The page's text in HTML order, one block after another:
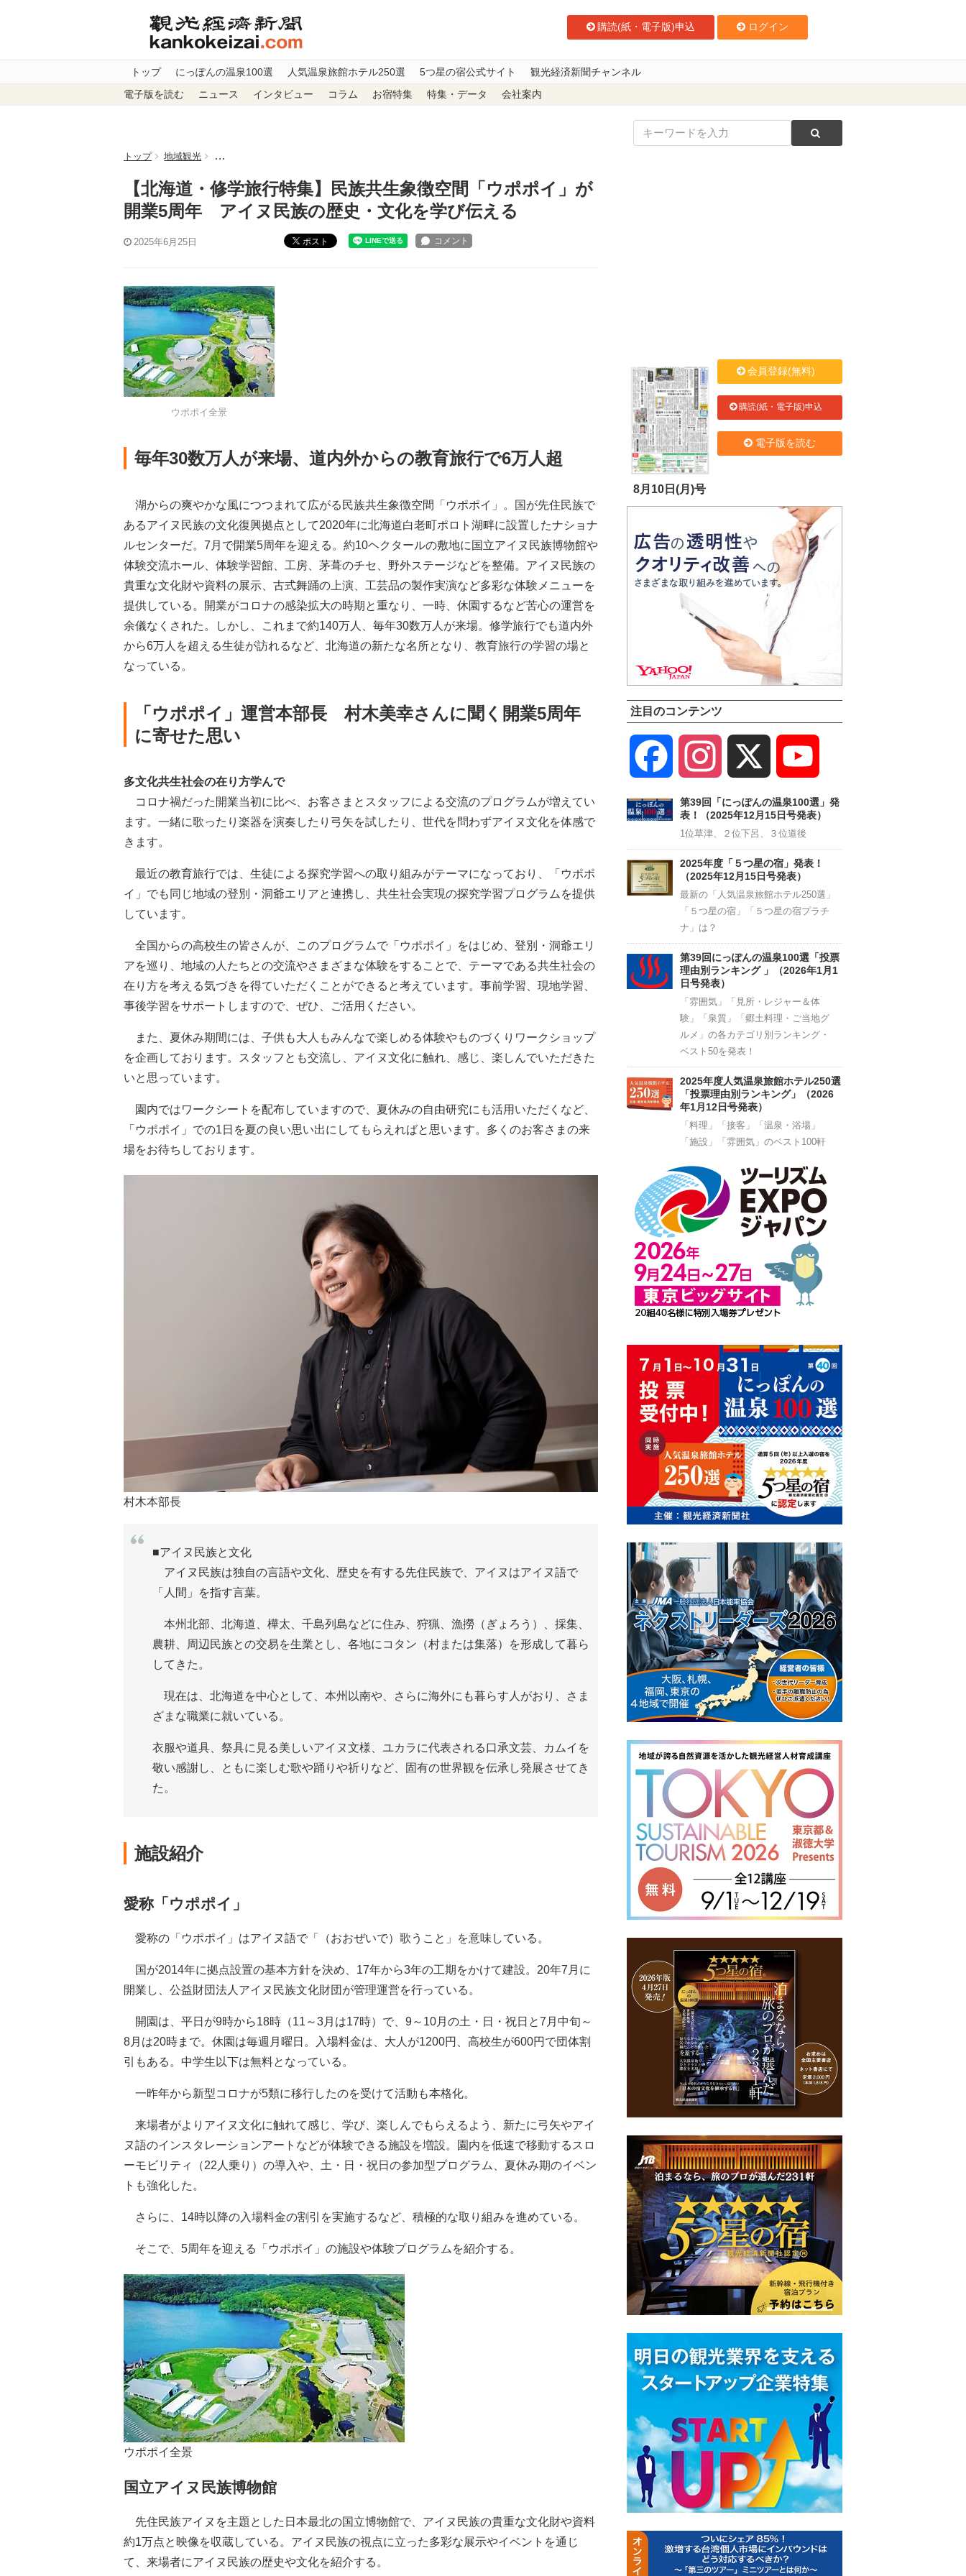
購読(紙・電子版)申込 ログイン
トップ にっぽんの温泉100選 人気温泉旅館ホテル250選 5つ星の宿公式サイト 観光経済新聞チャンネル
電子版を読む ニュース インタビュー コラム お宿特集 特集・データ 会社案内
トップ 地域観光 【北海道・修学旅行特集】民族共生象徴空間「ウポポイ」が開業5周年 アイヌ民族の歴史・文化を学び伝える
【北海道・修学旅行特集】民族共生象徴空間「ウポポイ」が
開業5周年 アイヌ民族の歴史・文化を学び伝える
2025年6月25日 ポスト
ウポポイ全景
毎年30数万人が来場、道内外からの教育旅行で6万人超
湖からの爽やかな風につつまれて広がる民族共生象徴空間「ウポポイ」。国が先住民族で
あるアイヌ民族の文化復興拠点として2020年に北海道白老町ポロト湖畔に設置したナショナ
ルセンターだ。7月で開業5周年を迎える。約10ヘクタールの敷地に国立アイヌ民族博物館や
体験交流ホール、体験学習館、工房、茅葺のチセ、野外ステージなどを整備。アイヌ民族の
貴重な文化財や資料の展示、古式舞踊の上演、工芸品の製作実演など多彩な体験メニューを
提供している。開業がコロナの感染拡大の時期と重なり、一時、休園するなど苦心の運営を
余儀なくされた。しかし、これまで約140万人、毎年30数万人が来場。修学旅行でも道内外
から6万人を超える生徒が訪れるなど、北海道の新たな名所となり、教育旅行の学習の場と
なっている。
「ウポポイ」運営本部長 村木美幸さんに聞く開業5周年
に寄せた思い
多文化共生社会の在り方学んで
コロナ禍だった開業当初に比べ、お客さまとスタッフによる交流のプログラムが増えてい
ます。一緒に歌ったり楽器を演奏したり弓矢を試したり、世代を問わずアイヌ文化を体感で
きます。
最近の教育旅行では、生徒による探究学習への取り組みがテーマになっており、「ウポポ
イ」でも同じ地域の登別・洞爺エリアと連携し、共生社会実現の探究学習プログラムを提供
しています。
全国からの高校生の皆さんが、このプログラムで「ウポポイ」をはじめ、登別・洞爺エリ
アを巡り、地域の人たちとの交流やさまざまな体験をすることで、テーマである共生社会の
在り方を考える気づきを得ていただくことができると考えています。事前学習、現地学習、
事後学習をサポートしますので、ぜひ、ご活用ください。
また、夏休み期間には、子供も大人もみんなで楽しめる体験やものづくりワークショップ
を企画しております。スタッフとも交流し、アイヌ文化に触れ、感じ、楽しんでいただきた
いと思っています。
園内ではワークシートを配布していますので、夏休みの自由研究にも活用いただくなど、
「ウポポイ」での1日を夏の良い思い出にしてもらえればと思います。多くのお客さまの来
場をお待ちしております。
村木本部長
■アイヌ民族と文化
アイヌ民族は独自の言語や文化、歴史を有する先住民族で、アイヌはアイヌ語で
「人間」を指す言葉。
本州北部、北海道、樺太、千島列島などに住み、狩猟、漁撈（ぎょろう）、採集、
農耕、周辺民族との交易を生業とし、各地にコタン（村または集落）を形成して暮ら
してきた。
現在は、北海道を中心として、本州以南や、さらに海外にも暮らす人がおり、さま
ざまな職業に就いている。
衣服や道具、祭具に見る美しいアイヌ文様、ユカラに代表される口承文芸、カムイを
敬い感謝し、ともに楽しむ歌や踊りや祈りなど、固有の世界観を伝承し発展させてき
た。
施設紹介
愛称「ウポポイ」
愛称の「ウポポイ」はアイヌ語で「（おおぜいで）歌うこと」を意味している。
国が2014年に拠点設置の基本方針を決め、17年から3年の工期をかけて建設。20年7月に
開業し、公益財団法人アイヌ民族文化財団が管理運営を行っている。
開園は、平日が9時から18時（11～3月は17時）で、9～10月の土・日・祝日と7月中旬～
8月は20時まで。休園は毎週月曜日。入場料金は、大人が1200円、高校生が600円で団体割
引もある。中学生以下は無料となっている。
一昨年から新型コロナが5類に移行したのを受けて活動も本格化。
来場者がよりアイヌ文化に触れて感じ、学び、楽しんでもらえるよう、新たに弓矢やアイ
ヌ語のインスタレーションアートなどが体験できる施設を増設。園内を低速で移動するスロ
ーモビリティ（22人乗り）の導入や、土・日・祝日の参加型プログラム、夏休み期のイベン
トも強化した。
さらに、14時以降の入場料金の割引を実施するなど、積極的な取り組みを進めている。
そこで、5周年を迎える「ウポポイ」の施設や体験プログラムを紹介する。
ウポポイ全景
国立アイヌ民族博物館
先住民族アイヌを主題とした日本最北の国立博物館で、アイヌ民族の貴重な文化財や資料
約1万点と映像を収蔵している。アイヌ民族の視点に立った多彩な展示やイベントを通じ
て、来場者にアイヌ民族の歴史や文化を紹介する。
8月10日(月)号
会員登録(無料)
購読(紙・電子版)申込
電子版を読む
注目のコンテンツ
Facebook Instagram
Channel
第39回「にっぽんの温泉100選」発
表！（2025年12月15日号発表）
1位草津、２位下呂、３位道後
2025年度「５つ星の宿」発表！
（2025年12月15日号発表）
最新の「人気温泉旅館ホテル250選」
「５つ星の宿」「５つ星の宿プラチ
ナ」は？
第39回にっぽんの温泉100選「投票
理由別ランキング 」（2026年1月1
日号発表）
「雰囲気」「見所・レジャー＆体
験」「泉質」「郷土料理・ご当地グ
ルメ」の各カテゴリ別ランキング・
ベスト50を発表！
2025年度人気温泉旅館ホテル250選
「投票理由別ランキング」（2026
年1月12日号発表）
「料理」「接客」「温泉・浴場」
「施設」「雰囲気」のベスト100軒